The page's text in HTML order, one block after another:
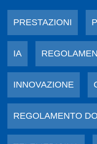
PRESTAZIONI
IA
INNOVAZIONE
REGOLAMENTO